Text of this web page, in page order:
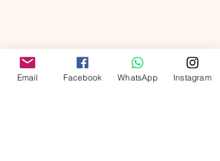
Email Facebook WhatsApp Instagram